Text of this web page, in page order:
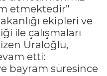
etmektedir"
ekipleri ve
ile çalışmaları
Uraloğlu,
etti:
bayram süresince